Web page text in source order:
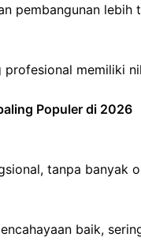
pembangunan lebih
profesional memiliki
Populer di 2026
tanpa banyak
baik,